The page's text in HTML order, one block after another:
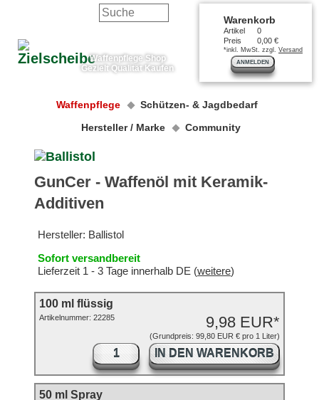
Waffenpflege Shop
Gezielt Qualität Kaufen
Warenkorb
Artikel
0
Preis
0,00 €
*inkl. MwSt. zzgl. Versand
ANMELDEN
Waffenpflege
Schützen- & Jagdbedarf
Hersteller / Marke
Community
GunCer - Waffenöl mit Keramik-
Additiven
Hersteller: Ballistol
Sofort versandbereit
Lieferzeit 1 - 3 Tage innerhalb DE (weitere)
100 ml flüssig
9,98 EUR*
(Grundpreis: 99,80 EUR € pro 1 Liter)
Artikelnummer: 22285
IN DEN WARENKORB
50 ml Spray